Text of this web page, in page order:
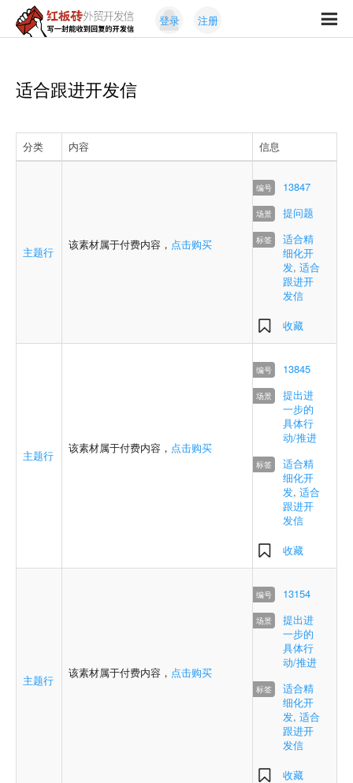
红
砖
外
发
信
封
能
到
回
信
登录 注册
适合跟进开发信
分类 内容 信息
主题行
该素材属于付费内容， 点击购买
13847
提问题
适合精
细化开
发, 适合
跟进开
发信
收藏
主题行
该素材属于付费内容， 点击购买
13845
提出进
一步的
具体行
动/推进
适合精
细化开
发, 适合
跟进开
发信
收藏
主题行
该素材属于付费内容， 点击购买
13154
提出进
一步的
具体行
动/推进
适合精
细化开
发, 适合
跟进开
发信
收藏